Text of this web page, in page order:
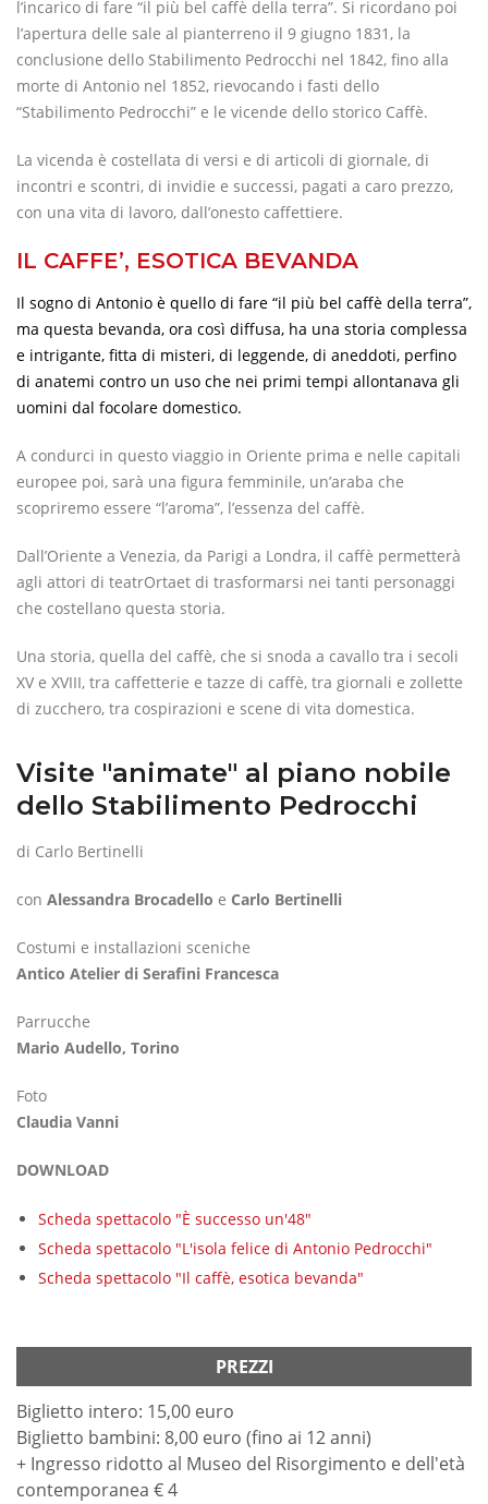
l’incarico di fare “il più bel caffè della terra”. Si ricordano poi
l’apertura delle sale al pianterreno il 9 giugno 1831, la
conclusione dello Stabilimento Pedrocchi nel 1842, fino alla
morte di Antonio nel 1852, rievocando i fasti dello
“Stabilimento Pedrocchi” e le vicende dello storico Caffè.
La vicenda è costellata di versi e di articoli di giornale, di
incontri e scontri, di invidie e successi, pagati a caro prezzo,
con una vita di lavoro, dall’onesto caffettiere.
IL CAFFE’, ESOTICA BEVANDA
Il sogno di Antonio è quello di fare “il più bel caffè della terra”,
ma questa bevanda, ora così diffusa, ha una storia complessa
e intrigante, fitta di misteri, di leggende, di aneddoti, perfino
di anatemi contro un uso che nei primi tempi allontanava gli
uomini dal focolare domestico.
A condurci in questo viaggio in Oriente prima e nelle capitali
europee poi, sarà una figura femminile, un’araba che
scopriremo essere “l’aroma”, l’essenza del caffè.
Dall’Oriente a Venezia, da Parigi a Londra, il caffè permetterà
agli attori di teatrOrtaet di trasformarsi nei tanti personaggi
che costellano questa storia.
Una storia, quella del caffè, che si snoda a cavallo tra i secoli
XV e XVIII, tra caffetterie e tazze di caffè, tra giornali e zollette
di zucchero, tra cospirazioni e scene di vita domestica.
Visite "animate" al piano nobile
dello Stabilimento Pedrocchi
di Carlo Bertinelli
con Alessandra Brocadello e Carlo Bertinelli
Costumi e installazioni sceniche
Antico Atelier di Serafini Francesca
Parrucche
Mario Audello, Torino
Foto
Claudia Vanni
DOWNLOAD
Scheda spettacolo "È successo un'48"
Scheda spettacolo "L'isola felice di Antonio Pedrocchi"
Scheda spettacolo "Il caffè, esotica bevanda"
PREZZI
Biglietto intero: 15,00 euro
Biglietto bambini: 8,00 euro (fino ai 12 anni)
+ Ingresso ridotto al Museo del Risorgimento e dell'età
contemporanea € 4